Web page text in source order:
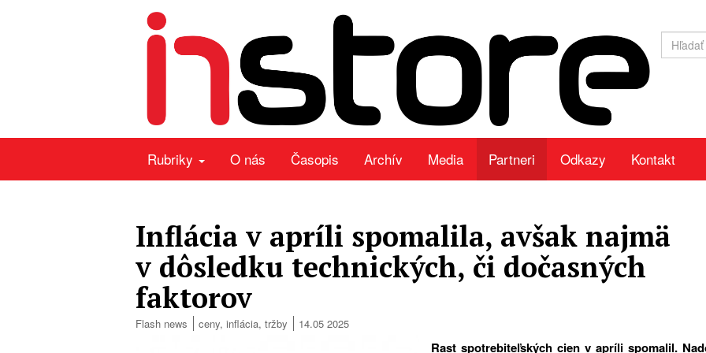
Rubriky O nás Časopis Archív Media Partneri Odkazy Kontakt
Inflácia v apríli spomalila, avšak najmä
v dôsledku technických, či dočasných
faktorov
Flash news ceny, inflácia, tržby 14.05 2025
Rast spotrebiteľských cien v apríli spomalil.